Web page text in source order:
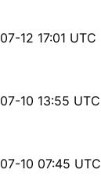
12 17:01 UTC
10 13:55 UTC
10 07:45 UTC